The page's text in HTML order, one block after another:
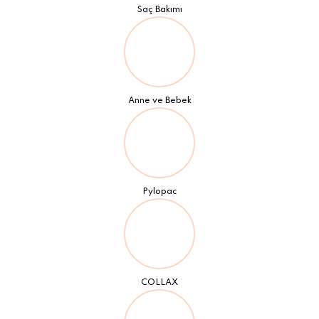
Saç Bakımı
Anne ve Bebek
Pylopac
COLLAX